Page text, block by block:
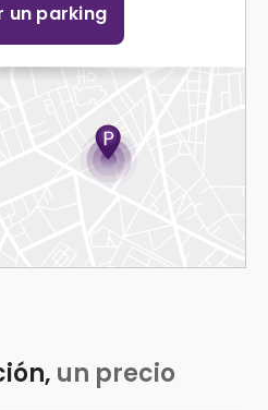
un parking
un precio